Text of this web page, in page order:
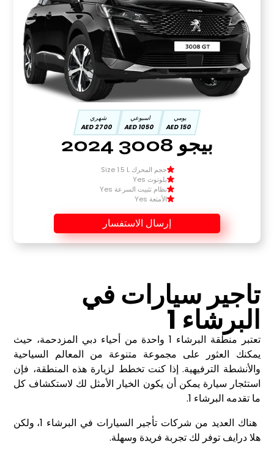
يومي
150 AED
اسبوعي
1050 AED
شهري
2700 AED
بيجو 3008 2024
حجم المحرك Size 1.5 L
بلوتوث Yes
نظام تثبيت السرعة Yes
الأمتعة Yes
إرسال الاستفسار
تاجير سيارات في
البرشاء 1
تعتبر منطقة البرشاء 1 واحدة من أحياء دبي المزدحمة، حيث
يمكنك العثور على مجموعة متنوعة من المعالم السياحية
والأنشطة الترفيهية. إذا كنت تخطط لزيارة هذه المنطقة، فإن
استئجار سيارة يمكن أن يكون الخيار الأمثل لك لاستكشاف كل
ما تقدمه البرشاء 1.
هناك العديد من شركات تأجير السيارات في البرشاء 1، ولكن
هلا درايف توفر لك تجربة فريدة وسهلة.